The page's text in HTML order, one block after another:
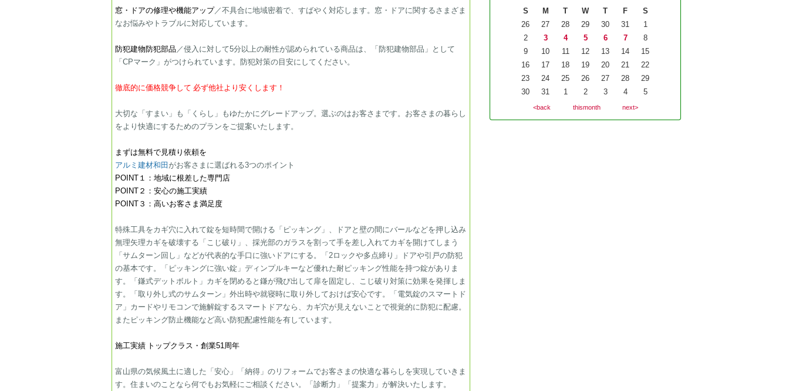
窓・ドアの修理や機能アップ／不具合に地域密着で、すばやく対応します。窓・ドアに関するさまざま
なお悩みやトラブルに対応しています。
防犯建物防犯部品 ／侵入に対して5分以上の耐性が認められている商品は、「防犯建物部品」として
「CPマーク」がつけられています。防犯対策の目安にしてください。
​徹底的に価格競争して 必ず他社より安くします！
大切な「すまい」も「くらし」もゆたかにグレードアップ。選ぶのはお客さまです。お客さまの暮らし
をより快適にするためのプランをご提案いたします。​​​​​​​​
​​まずは無料で見積り依頼を
アルミ建材和田 がお客さまに選ばれる​3​つのポイント
POINT１：地域に根差した専門店
​​POINT２：安心の施工実績
​​​POINT３：高いお客さま満足度
特殊工具をカギ穴に入れて錠を短時間で開ける「ピッキング」、ドアと壁の間にバールなどを押し込み
無理矢理カギを破壊する「こじ破り」、採光部のガラスを割って手を差し入れてカギを開けてしまう
「サムターン回し」などが代表的な手口に強いドアにする。「2ロックや多点締り」ドアや引戸の防犯
の基本です。「ピッキングに強い錠」ディンプルキーなど優れた耐ピッキング性能を持つ錠がありま
す。「鎌式デットボルト」カギを閉めると鎌が飛び出して扉を固定し、こじ破り対策に効果を発揮しま
す。「取り外し式のサムターン」外出時や就寝時に取り外しておけば安心です。「電気錠のスマートド
ア」カードやリモコンで施解錠するスマートドアなら、カギ穴が見えないことで視覚的に防犯に配慮。
またピッキング防止機能など高い防犯配慮性能を有しています。
施工実績 トップクラス・創業51周年
富山県の気候風土に適した「安心」「納得」のリフォームでお客さまの快適な暮らしを実現していきま
す。住まいのことなら何でもお気軽にご相談ください。「診断力」「提案力」が解決いたします。
S
M T W T F
S
26
27 28 29 30 31
1
2
3 4 5 6 7
8
9
10 11 12 13 14
15
16
17 18 19 20 21
22
23
24 25 26 27 28
29
30
31 1 2 3 4 5
<back thismonth next>